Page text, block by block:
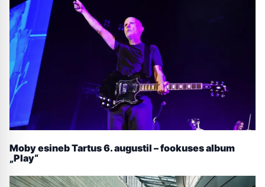
Moby esineb Tartus 6. augustil – fookuses album
„Play“